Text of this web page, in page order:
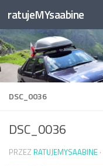
Przejdź do treści
ratujeMYsaabine
DSC_0036
DSC_0036
PRZEZ RATUJEMYSAABINE ·